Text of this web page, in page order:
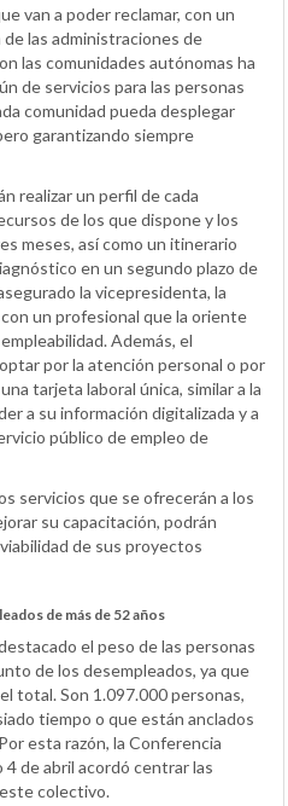
van a poder reclamar, con un
las administraciones de
las comunidades autónomas ha
de servicios para las personas
comunidad pueda desplegar
garantizando siempre
realizar un perfil de cada
de los que dispone y los
meses, así como un itinerario
en un segundo plazo de
la vicepresidenta, la
un profesional que la oriente
Además, el
por la atención personal o por
tarjeta laboral única, similar a la
a su información digitalizada y a
público de empleo de
servicios que se ofrecerán a los
su capacitación, podrán
de sus proyectos
de más de 52 años
el peso de las personas
de los desempleados, ya que
total. Son 1.097.000 personas,
tiempo o que están anclados
esta razón, la Conferencia
4 de abril acordó centrar las
colectivo.